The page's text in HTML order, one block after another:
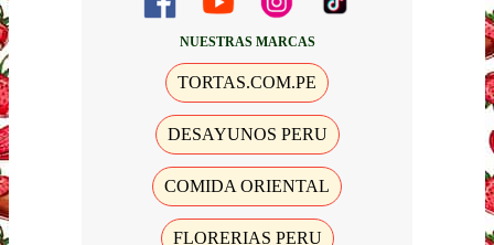
NUESTRAS MARCAS
TORTAS.COM.PE
DESAYUNOS PERU
COMIDA ORIENTAL
FLORERIAS PERU